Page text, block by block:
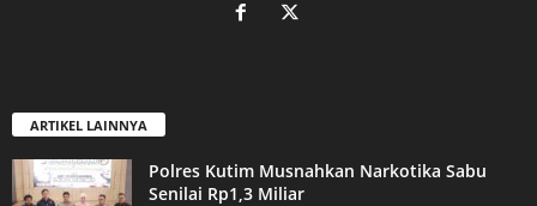
ARTIKEL LAINNYA
Polres Kutim Musnahkan Narkotika Sabu
Senilai Rp1,3 Miliar